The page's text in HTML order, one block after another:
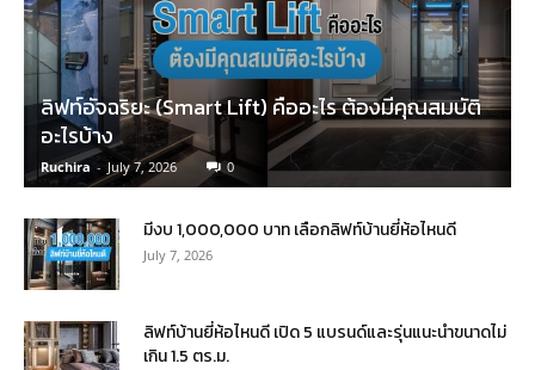
ลิฟท์อัจฉริยะ (Smart Lift) คืออะไร ต้องมีคุณสมบัติ
อะไรบ้าง
Ruchira - July 7, 2026 0
มีงบ 1,000,000 บาท เลือกลิฟท์บ้านยี่ห้อไหนดี
July 7, 2026
ลิฟท์บ้านยี่ห้อไหนดี เปิด 5 แบรนด์และรุ่นแนะนำขนาดไม่
เกิน 1.5 ตร.ม.